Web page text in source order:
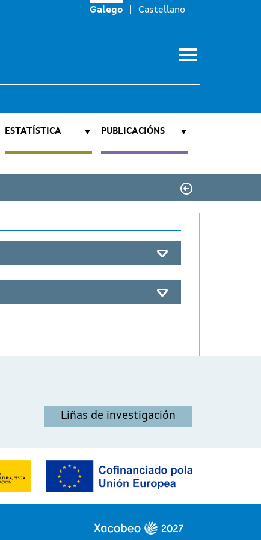
Galego Castellano
ESTATÍSTICA PUBLICACIÓNS
Liñas de investigación